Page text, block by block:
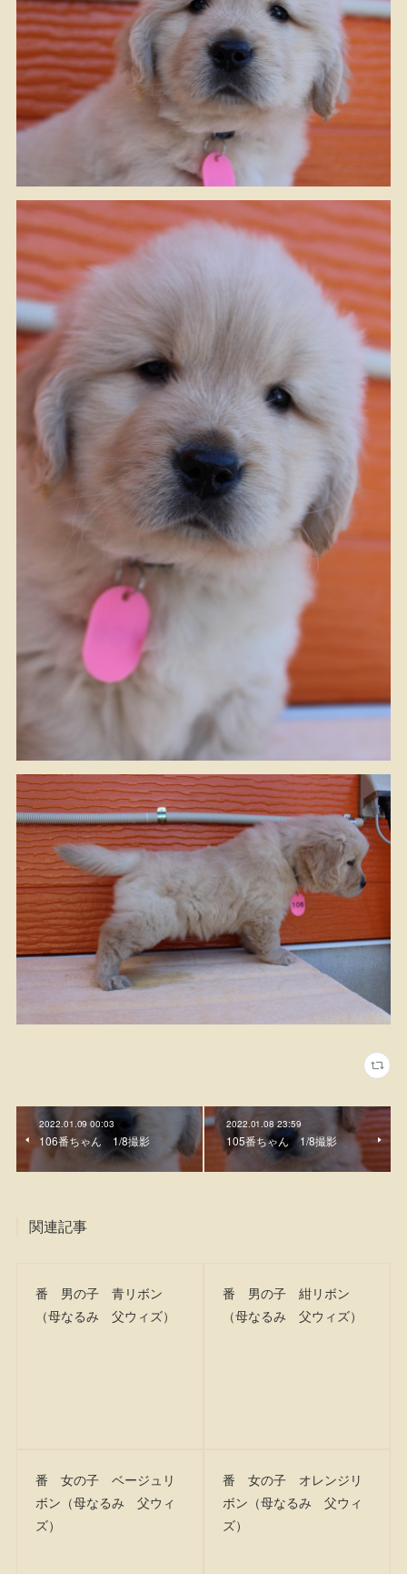
2022.01.09 00:03
106番ちゃん 1/8撮影
2022.01.08 23:59
105番ちゃん 1/8撮影
関連記事
番 男の子 青リボン
（母なるみ 父ウィズ）
番 男の子 紺リボン
（母なるみ 父ウィズ）
番 女の子 ベージュリ
ボン（母なるみ 父ウィ
ズ）
番 女の子 オレンジリ
ボン（母なるみ 父ウィ
ズ）